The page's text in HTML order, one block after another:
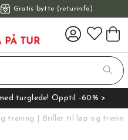
Gratis bytte (returinfo)
turglede! Opptil -60% >
trening Briller til løp og